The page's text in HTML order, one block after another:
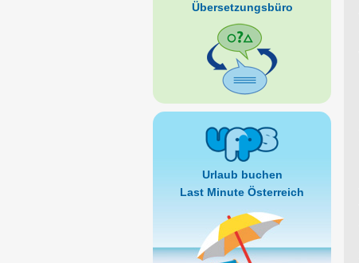
Übersetzungsbüro
Urlaub buchen
Last Minute Österreich